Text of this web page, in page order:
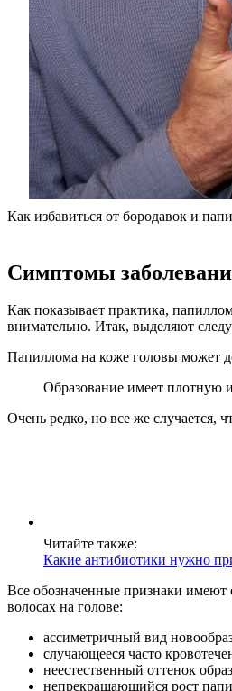
Как избавиться от бородавок и
Симптомы
Как показывает практика,
внимательно. Итак, выделяют
Папиллома на коже головы может
Образование имеет плотную
Очень редко, но все же случается,
Читайте также:
Какие антибиотики нужно
Все обозначенные признаки
волосах на голове:
ассиметричный вид
случающееся часто
неестественный оттенок
непрекращающийся рост